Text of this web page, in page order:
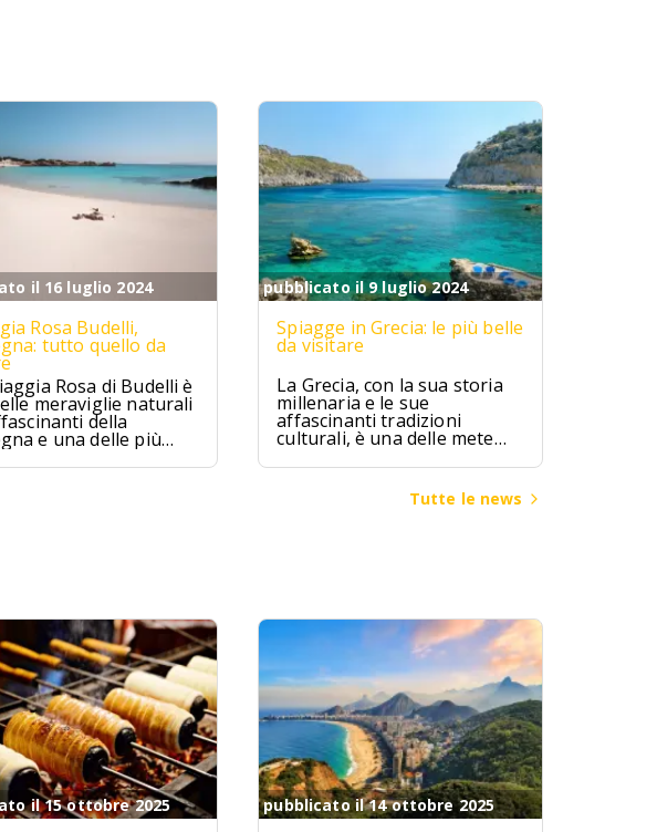
il 16 luglio 2024
Rosa Budelli,
tutto quello da
Rosa di Budelli è
meraviglie naturali
della
e una delle più
d'Italia. Situata
della
pubblicato il 9 luglio 2024
Spiagge in Grecia: le più belle
da visitare
La Grecia, con la sua storia
millenaria e le sue
affascinanti tradizioni
culturali, è una delle mete
mondo. Terra di miti e
leggende, la Grecia ha visto
fiorire alcune delle più
architettura e filosofia.
Tutte le news
il 15 ottobre 2025 pubblicato il 14 ottobre 2025